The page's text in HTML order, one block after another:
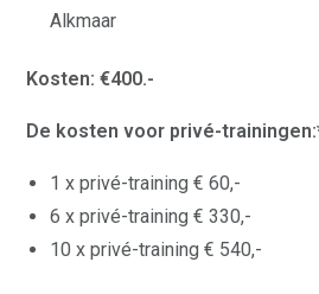
Alkmaar
Kosten: €400.-
De kosten voor privé-
1 x privé-training € 60,-
6 x privé-training € 330,-
10 x privé-training € 540,-